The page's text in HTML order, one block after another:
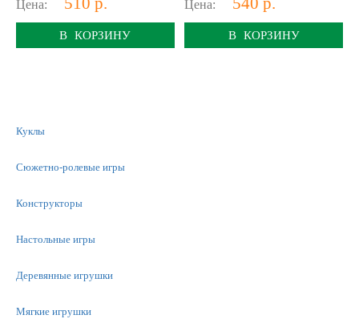
Цена:
В КОРЗИНУ
Цена:
В КОРЗИНУ
Куклы
Сюжетно-ролевые игры
Конструкторы
Настольные игры
Деревянные игрушки
Мягкие игрушки